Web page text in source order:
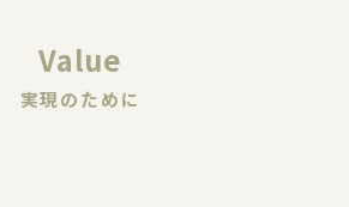
Value
実現のために